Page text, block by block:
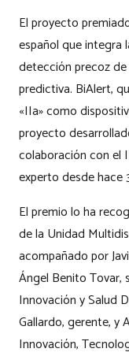
El proyecto
español que integra
detección precoz
predictiva. BiAlert,
«IIa» como
proyecto
colaboración con el
experto desde hace
El premio lo ha
de la Unidad
acompañado por
Ángel Benito Tovar,
Innovación y Salud
Gallardo, gerente, y
Innovación,